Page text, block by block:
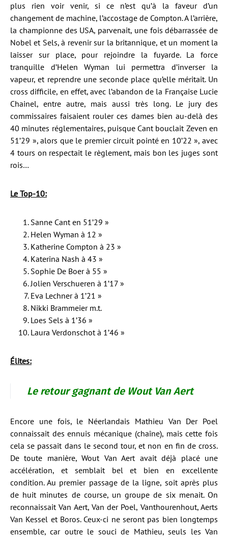
plus rien voir venir, si ce n’est qu’à la faveur d’un
changement de machine, l’accostage de Compton. A l’arrière,
la championne des USA, parvenait, une fois débarrassée de
Nobel et Sels, à revenir sur la britannique, et un moment la
laisser sur place, pour rejoindre la fuyarde. La force
tranquille d’Helen Wyman lui permettra d’inverser la
vapeur, et reprendre une seconde place qu’elle méritait. Un
cross difficile, en effet, avec l’abandon de la Française Lucie
Chainel, entre autre, mais aussi très long. Le jury des
commissaires faisaient rouler ces dames bien au-delà des
40 minutes réglementaires, puisque Cant bouclait Zeven en
51’29 », alors que le premier circuit pointé en 10’22 », avec
4 tours on respectait le règlement, mais bon les juges sont
rois…
Le Top-10:
Sanne Cant en 51’29 »
Helen Wyman à 12 »
Katherine Compton à 23 »
Katerina Nash à 43 »
Sophie De Boer à 55 »
Jolien Verschueren à 1’17 »
Eva Lechner à 1’21 »
Nikki Brammeier m.t.
Loes Sels à 1’36 »
Laura Verdonschot à 1’46 »
Élites:
Le retour gagnant de Wout Van Aert
Encore une fois, le Néerlandais Mathieu Van Der Poel
connaissait des ennuis mécanique (chaîne), mais cette fois
cela se passait dans le second tour, et non en fin de cross.
De toute manière, Wout Van Aert avait déjà placé une
accélération, et semblait bel et bien en excellente
condition. Au premier passage de la ligne, soit après plus
de huit minutes de course, un groupe de six menait. On
reconnaissait Van Aert, Van der Poel, Vanthourenhout, Aerts
Van Kessel et Boros. Ceux-ci ne seront pas bien longtemps
ensemble, car outre le souci de Mathieu, seuls les Van